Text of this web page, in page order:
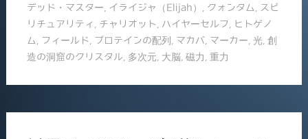
o
k
デッド・マスター イライジャ（Elijah） クォンタム
スピ
リチュアリティ
チャリオット ハイヤーセルフ
ヒトゲノ
ム
フィールド プロテインの配列 マカバ, マーカー 光, 創
造の洞窟のクリスタル
多次元 大脳 磁力 重力